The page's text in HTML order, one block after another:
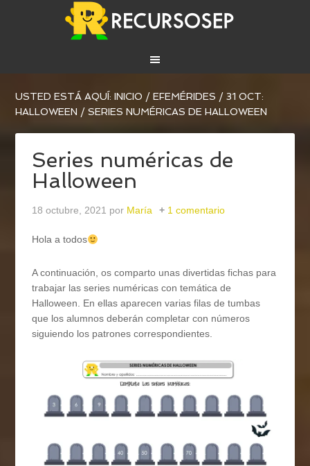
USTED ESTÁ AQUÍ:INICIO / EFEMÉRIDES / 31 OCT:
HALLOWEEN / SERIES NUMÉRICAS DE HALLOWEEN
Series numéricas de
Halloween
18 octubre, 2021 por María 1 comentario
Hola a todos
A continuación, os comparto unas divertidas fichas para
trabajar las series numéricas con temática de
Halloween. En ellas aparecen varias filas de tumbas
que los alumnos deberán completar con números
siguiendo los patrones correspondientes.